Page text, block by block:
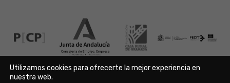
Utilizamos cookies para ofrecerte la mejor experiencia en
nuestra web.